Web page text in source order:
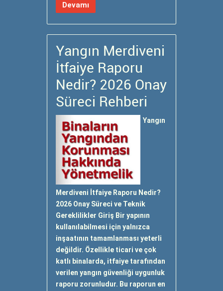
Devamı
Yangın Merdiveni
İtfaiye Raporu
Nedir? 2026 Onay
Süreci Rehberi
Yangın
Merdiveni İtfaiye Raporu Nedir?
2026 Onay Süreci ve Teknik
Gereklilikler Giriş Bir yapının
kullanılabilmesi için yalnızca
inşaatının tamamlanması yeterli
değildir. Özellikle ticari ve çok
katlı binalarda, itfaiye tarafından
verilen yangın güvenliği uygunluk
raporu zorunludur. Bu raporun en